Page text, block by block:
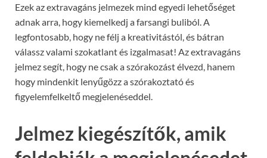
Ezek az extravagáns jelmezek mind egyedi lehetőséget
adnak arra, hogy kiemelkedj a farsangi buliból. A
legfontosabb, hogy ne félj a kreativitástól, és bátran
válassz valami szokatlant és izgalmasat! Az extravagáns
jelmez segít, hogy ne csak a szórakozást élvezd, hanem
hogy mindenkit lenyűgözz a szórakoztató és
figyelemfelkeltő megjelenéseddel.
Jelmez kiegészítők, amik